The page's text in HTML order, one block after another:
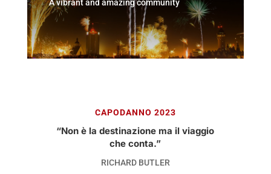
A vibrant and amazing community
CAPODANNO 2023
“Non è la destinazione ma il viaggio
che conta.”
RICHARD BUTLER